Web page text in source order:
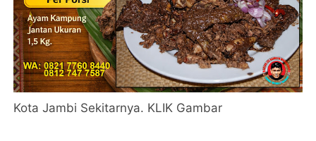
Kota Jambi Sekitarnya. KLIK Gambar